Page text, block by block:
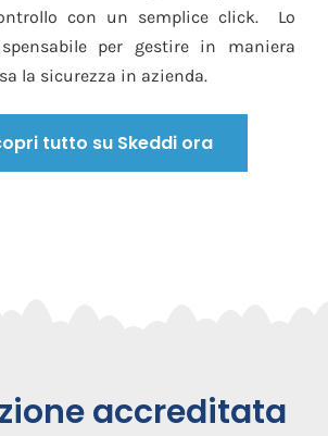
con un semplice click. Lo
per gestire in maniera
la sicurezza in azienda.
tutto su Skeddi ora
accreditata